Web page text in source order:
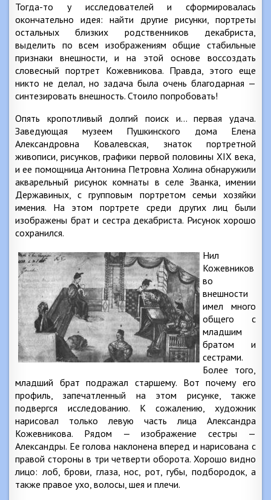
Тогда-то у исследователей и сформировалась
окончательно идея: найти другие рисунки, портреты
остальных близких родственников декабриста,
выделить по всем изображениям общие стабильные
признаки внешности, и на этой основе воссоздать
словесный портрет Кожевникова. Правда, этого еще
никто не делал, но задача была очень благодарная —
синтезировать внешность. Стоило попробовать!
Опять кропотливый долгий поиск и… первая удача.
Заведующая музеем Пушкинского дома Елена
Александровна Ковалевская, знаток портретной
живописи, рисунков, графики первой половины XIX века,
и ее помощница Антонина Петровна Холина обнаружили
акварельный рисунок комнаты в селе Званка, имении
Державиных, с групповым портретом семьи хозяйки
имения. На этом портрете среди других лиц были
изображены брат и сестра декабриста. Рисунок хорошо
сохранился.
Нил
Кожевников
во
внешности
имел много
общего с
младшим
братом и
сестрами.
Более того,
младший брат подражал старшему. Вот почему его
профиль, запечатленный на этом рисунке, также
подвергся исследованию. К сожалению, художник
нарисовал только левую часть лица Александра
Кожевникова. Рядом — изображение сестры —
Александры. Ее голова наклонена вперед и нарисована с
правой стороны в три четверти оборота. Хорошо видно
лицо: лоб, брови, глаза, нос, рот, губы, подбородок, а
также правое ухо, волосы, шея и плечи.